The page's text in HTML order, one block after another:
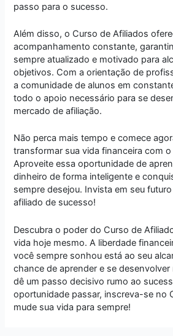
passo para o sucesso.
Além disso, o Curso de Afiliados
acompanhamento constante,
sempre atualizado e motivado para
objetivos. Com a orientação de
a comunidade de alunos em
todo o apoio necessário para se
mercado de afiliação.
Não perca mais tempo e comece
transformar sua vida financeira com
Aproveite essa oportunidade de
dinheiro de forma inteligente e
sempre desejou. Invista em seu
afiliado de sucesso!
Descubra o poder do Curso de
vida hoje mesmo. A liberdade
você sempre sonhou está ao seu
chance de aprender e se
dê um passo decisivo rumo ao
oportunidade passar, inscreva-se no
mude sua vida para sempre!